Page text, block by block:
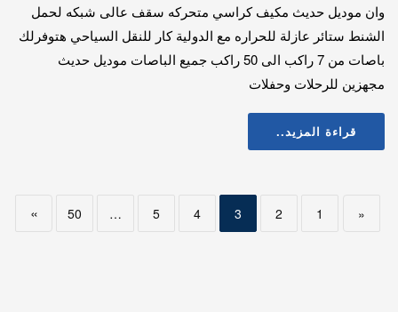
وان موديل حديث مكيف كراسي متحركه سقف عالى شبكه لحمل
الشنط ستائر عازلة للحراره مع الدولية كار للنقل السياحي هتوفرلك
باصات من 7 راكب الى 50 راكب جميع الباصات موديل حديث
مجهزين للرحلات وحفلات
قراءة المزيد..
«
1
2
3
4
5
…
50
»